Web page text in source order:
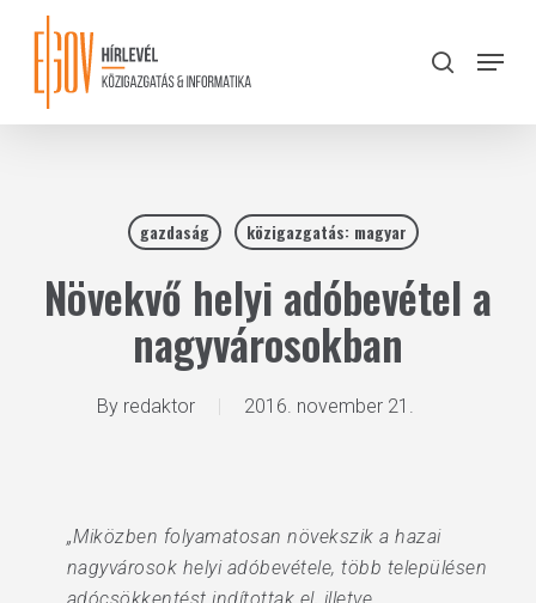
content
search
Menu
gazdaság közigazgatás: magyar
Növekvő helyi adóbevétel a
nagyvárosokban
By redaktor 2016. november 21.
„Miközben folyamatosan növekszik a hazai
nagyvárosok helyi adóbevétele, több településen
Close